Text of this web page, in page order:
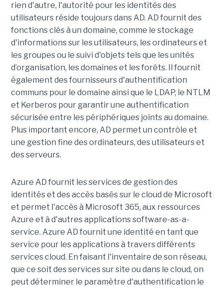
rien d'autre, l'autorité pour les identités des
utilisateurs réside toujours dans AD. AD fournit des
fonctions clés à un domaine, comme le stockage
d'informations sur les utilisateurs, les ordinateurs et
les groupes ou le suivi d'objets tels que les unités
d’organisation, les domaines et les forêts. Il fournit
également des fournisseurs d'authentification
communs pour le domaine ainsi que le LDAP, le NTLM
et Kerberos pour garantir une authentification
sécurisée entre les périphériques joints au domaine.
Plus important encore, AD permet un contrôle et
une gestion fine des ordinateurs, des utilisateurs et
des serveurs.
Azure AD fournit les services de gestion des
identités et des accès basés sur le cloud de Microsoft
et permet l'accès à Microsoft 365, aux ressources
Azure et à d'autres applications software-as-a-
service. Azure AD fournit une identité en tant que
service pour les applications à travers différents
services cloud. En faisant l'inventaire de son réseau,
que ce soit des services sur site ou dans le cloud, on
peut déterminer le paramètre d'authentification le